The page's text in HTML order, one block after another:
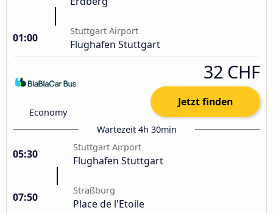
01:00
Stuttgart Airport
Flughafen Stuttgart
Economy
32 CHF
Jetzt finden
Wartezeit 4h 30min
05:30
Stuttgart Airport
Flughafen Stuttgart
07:50
Straßburg
Place de l'Etoile